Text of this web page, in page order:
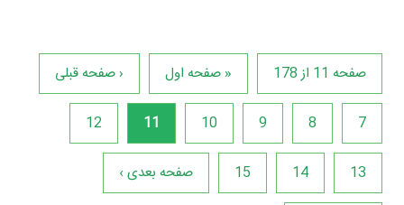
صفحه 11 از 178 « صفحه اول ‹ صفحه قبلی
7
8
9
10
11
12
13
14
15 صفحه بعدی ›